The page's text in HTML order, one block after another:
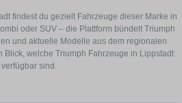
findest du gezielt Fahrzeuge dieser Marke in
oder SUV – die Plattform bündelt Triumph
und aktuelle Modelle aus dem regionalen
Blick, welche Triumph Fahrzeuge in Lippstadt
verfügbar sind.